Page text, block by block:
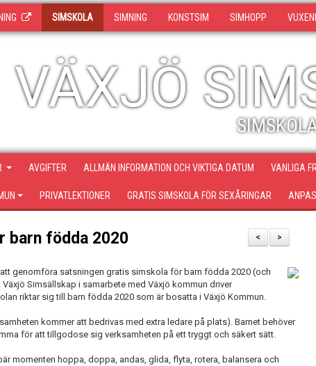
SIMSKOLA SIMNING KONSTSIM SIMHOPP
VÄXJÖ
AVGIFTER ALLMÄN INFORMATION OCH VIKTIGA DATUM VANLIGA
PRIVATLEKTIONER GRATIS SIMSKOLA FÖR SEXÅRINGAR
>
<
barn födda 2020
genomföra satsningen gratis simskola för barn födda 2020 (och
Simsällskap i samarbete med Växjö kommun driver
riktar sig till barn födda 2020 som är bosatta i Växjö Kommun.
kommer att bedrivas med extra ledare på plats). Barnet behöver
för att tillgodose sig verksamheten på ett tryggt och säkert sätt.
momenten hoppa, doppa, andas, glida, flyta, rotera, balansera och